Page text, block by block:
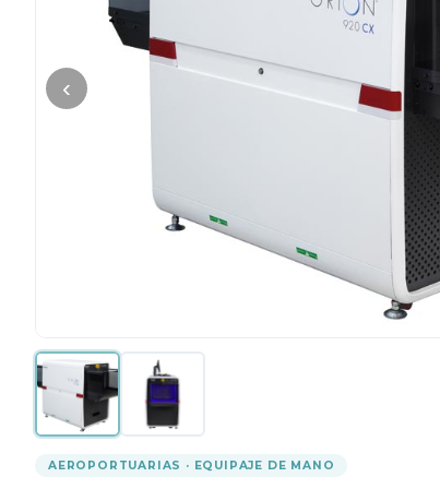
‹
AEROPORTUARIAS · EQUIPAJE DE MANO